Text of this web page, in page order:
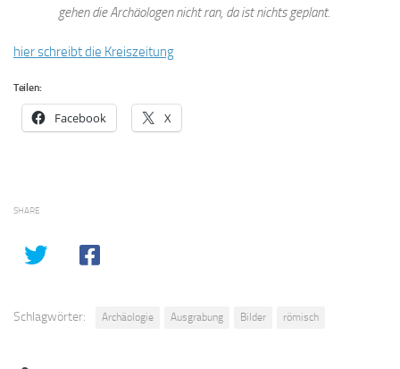
gehen die Archäologen nicht ran, da ist nichts geplant.
hier schreibt die Kreiszeitung
Teilen:
Facebook X
SHARE
Schlagwörter: Archäologie Ausgrabung Bilder römisch